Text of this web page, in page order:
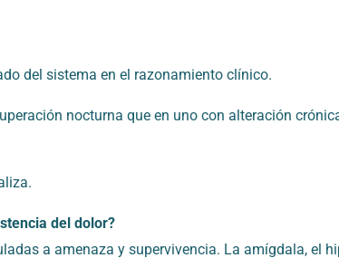
del sistema en el razonamiento clínico.
nocturna que en uno con alteración
del dolor?
a amenaza y supervivencia. La amígdala, el